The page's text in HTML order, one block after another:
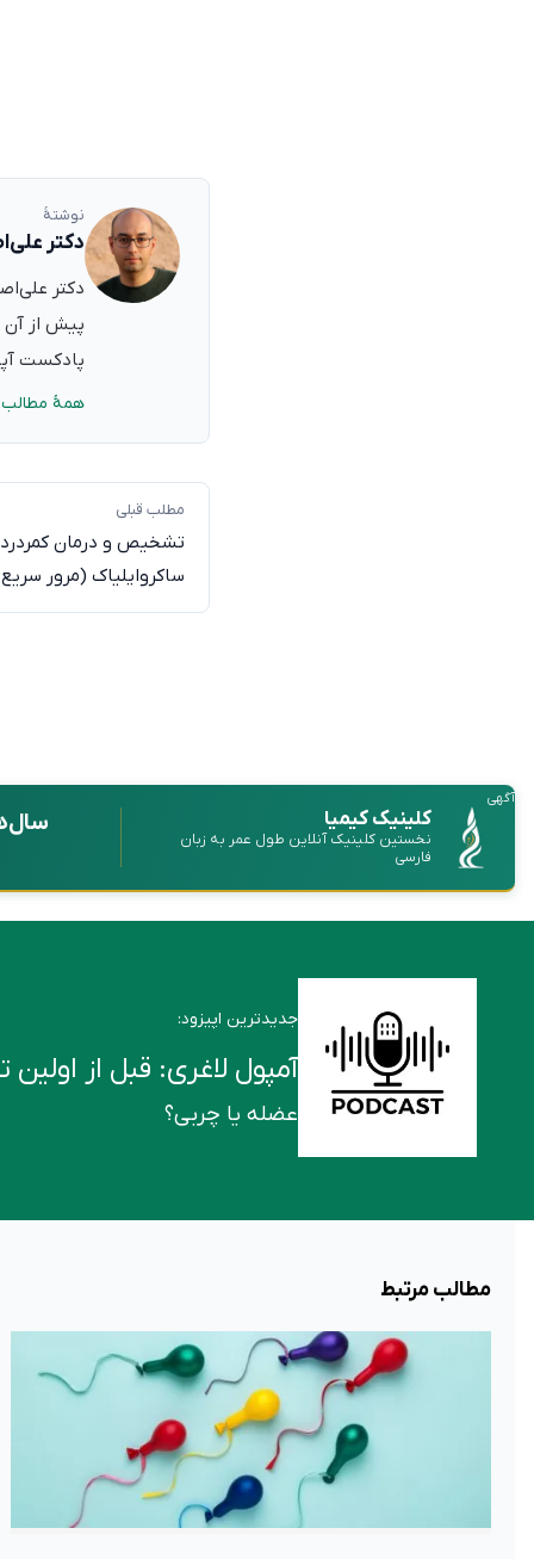
نوشتهٔ
دکتر
پیش از آن
پادکست
همهٔ مطالب
مطلب قبلی
تشخیص و درمان کمردرد
ساکروایلیاک (مرور
آگهی
کلینیک کیمیا
نخستین کلینیک آنلاین طول عمر به زبان
فارسی
جدیدترین اپیزود:
آمپول لاغری: قبل از اولین تزریق این ۶
عضله یا چربی؟
مطالب مرتبط